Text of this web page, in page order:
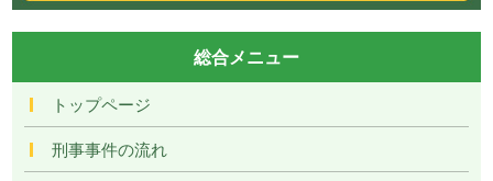
総合メニュー
トップページ
刑事事件の流れ